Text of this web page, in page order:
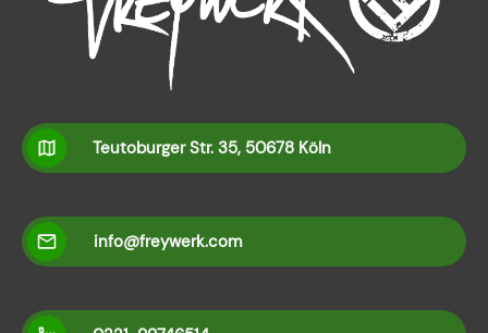
Teutoburger Str. 35, 50678 Köln
info@freywerk.com